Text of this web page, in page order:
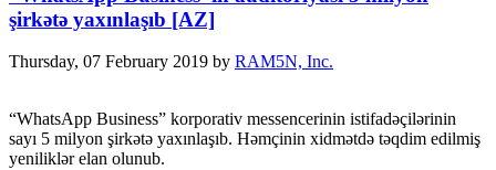
şirkətə yaxınlaşıb [AZ]
Thursday, 07 February 2019 by RAM5N, Inc.
“WhatsApp Business” korporativ messencerinin istifadəçilərinin
sayı 5 milyon şirkətə yaxınlaşıb. Həmçinin xidmətdə təqdim edilmiş
yeniliklər elan olunub.